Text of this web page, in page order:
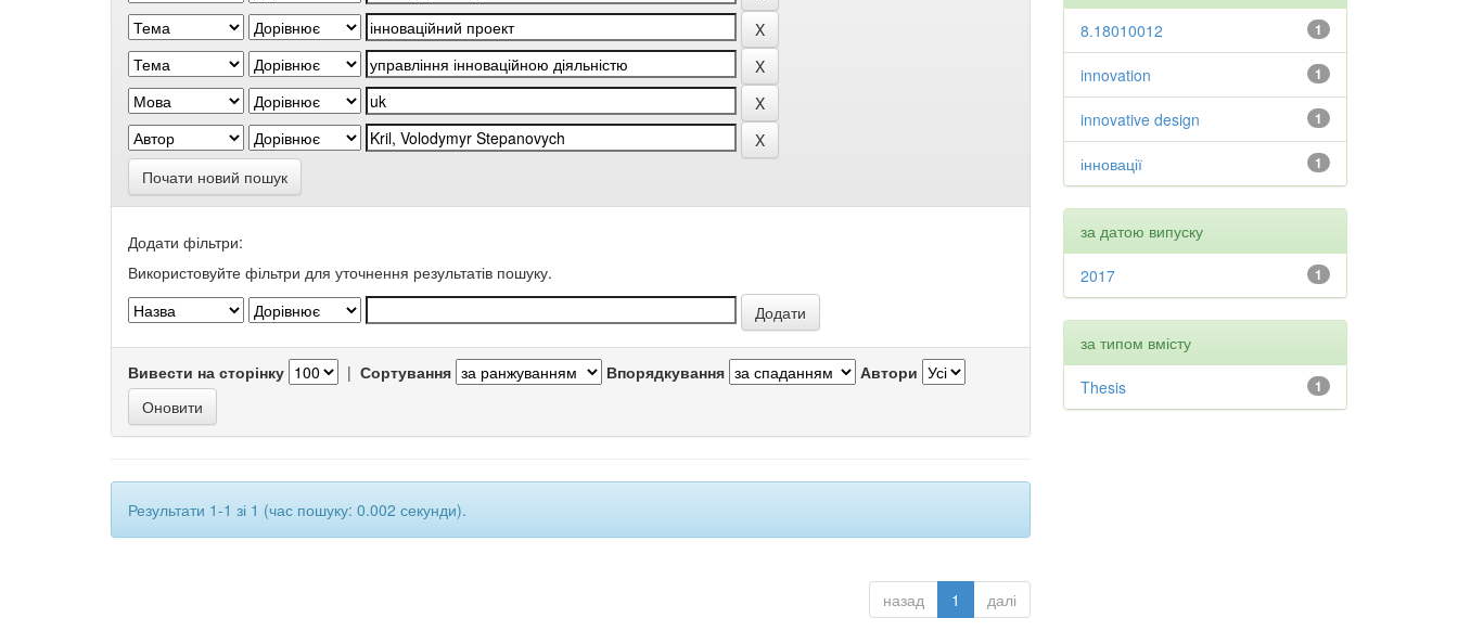
Почати новий пошук
Додати фільтри:
Використовуйте фільтри для уточнення результатів пошуку.
Вивести на сторінку | Сортування Впорядкування Автори
Результати 1-1 зі 1 (час пошуку: 0.002 секунди).
назад 1 далі
1
8.18010012
1
innovation
1
innovative design
1
інновації
за датою випуску
1
2017
за типом вмісту
1
Thesis